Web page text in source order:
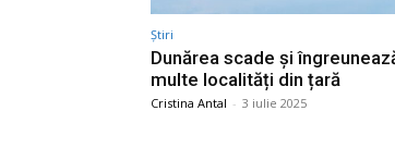
Știri
Dunărea scade și
multe localități din țară
Cristina Antal - 3 iulie 2025